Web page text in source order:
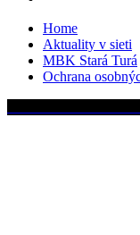
Home
Aktuality v sieti
MBK Stará Turá
Ochrana